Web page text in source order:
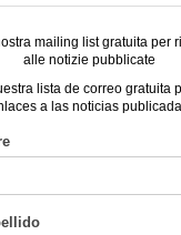
mailing list gratuita per
alle notizie pubblicate
lista de correo gratuita
a las noticias